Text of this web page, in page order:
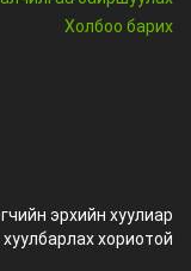
Холбоо барих
эрхийн хуулиар
хориотой